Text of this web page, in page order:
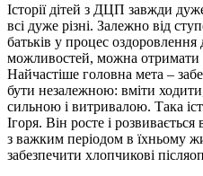
Історії дітей з ДЦП завжди
всі дуже різні. Залежно від
батьків у процес
можливостей, можна отримати
Найчастіше головна мета –
бути незалежною: вміти
сильною і витривалою. Така
Ігоря. Він росте і
з важким періодом в їхньому
забезпечити хлопчикові